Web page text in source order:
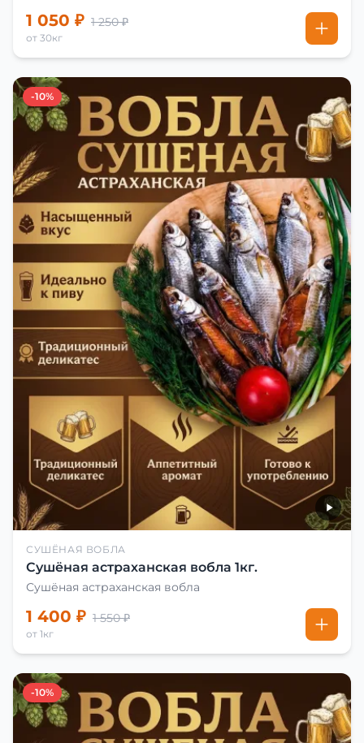
1 050 ₽ 1 250 ₽
от 30кг
-10%
СУШЁНАЯ ВОБЛА
Сушёная астраханская вобла 1кг.
Сушёная астраханская вобла
1 400 ₽ 1 550 ₽
от 1кг
-10%